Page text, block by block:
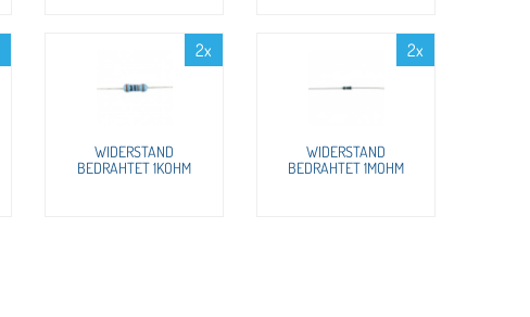
2x
WIDERSTAND
BEDRAHTET 1KOHM
2x
WIDERSTAND
BEDRAHTET 1MOHM